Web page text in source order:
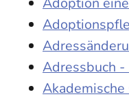
Adressbuch -